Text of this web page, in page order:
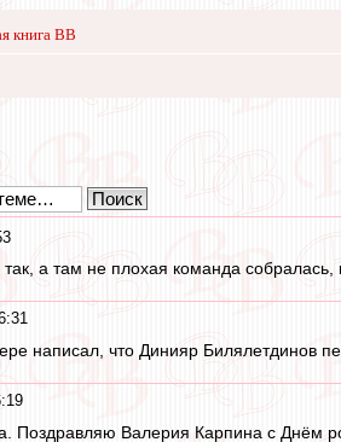
книга ВВ
а там не плохая команда собралась,
написал, что Динияр Билялетдинов
Поздравляю Валерия Карпина с Днём